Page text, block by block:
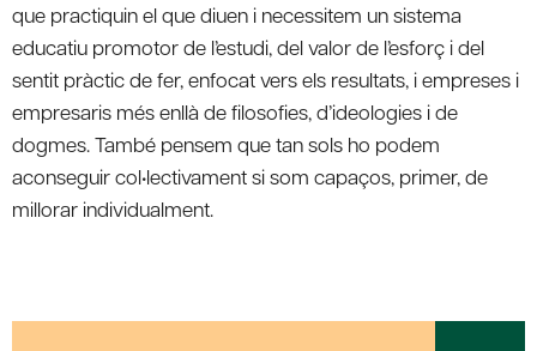
que practiquin el que diuen i necessitem un sistema
educatiu promotor de l’estudi, del valor de l’esforç i del
sentit pràctic de fer, enfocat vers els resultats, i empreses i
empresaris més enllà de filosofies, d’ideologies i de
dogmes. També pensem que tan sols ho podem
aconseguir col•lectivament si som capaços, primer, de
millorar individualment.